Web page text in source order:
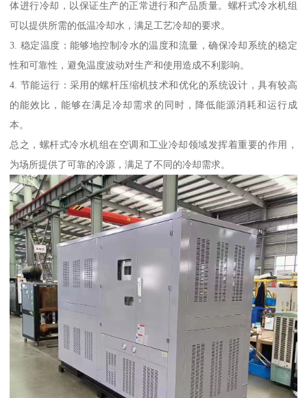
体进行冷却，以保证生产的正常进行和产品质量。螺杆式冷水机组
可以提供所需的低温冷却水，满足工艺冷却的要求。
3. 稳定温度：能够地控制冷水的温度和流量，确保冷却系统的稳定
性和可靠性，避免温度波动对生产和使用造成不利影响。
4. 节能运行：采用的螺杆压缩机技术和优化的系统设计，具有较高
的能效比，能够在满足冷却需求的同时，降低能源消耗和运行成
本。
总之，螺杆式冷水机组在空调和工业冷却领域发挥着重要的作用，
为场所提供了可靠的冷源，满足了不同的冷却需求。